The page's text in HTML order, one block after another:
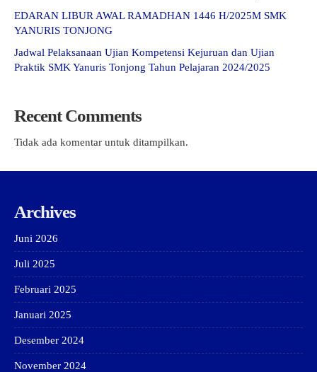
EDARAN LIBUR AWAL RAMADHAN 1446 H/2025M SMK
YANURIS TONJONG
Jadwal Pelaksanaan Ujian Kompetensi Kejuruan dan Ujian
Praktik SMK Yanuris Tonjong Tahun Pelajaran 2024/2025
Recent Comments
Tidak ada komentar untuk ditampilkan.
Archives
Juni 2026
Juli 2025
Februari 2025
Januari 2025
Desember 2024
November 2024